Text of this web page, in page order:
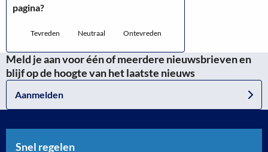
pagina?
Tevreden Neutraal Ontevreden
Meld je aan voor één of meerdere nieuwsbrieven en
blijf op de hoogte van het laatste nieuws
Aanmelden
Snel regelen